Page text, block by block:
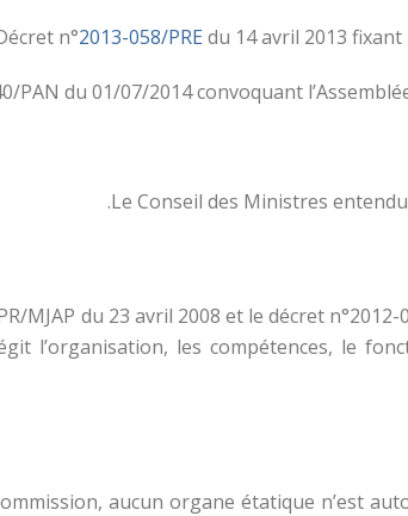
n°2013-058/PRE du 14 avril 2013
PAN du 01/07/2014 convoquant
Le Conseil des Ministres
MJAP du 23 avril 2008 et le décret
l’organisation, les compétences, le
aucun organe étatique n’est